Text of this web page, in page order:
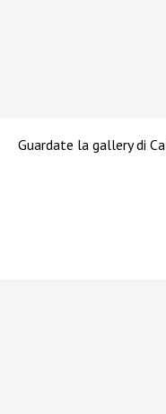
Guardate la gallery di